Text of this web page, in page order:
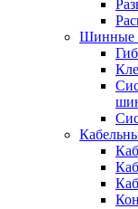
Шинные